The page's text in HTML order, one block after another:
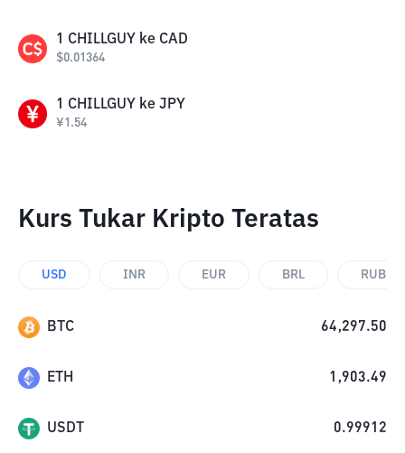
1 CHILLGUY ke CAD
$0.01364
1 CHILLGUY ke JPY
¥1.54
Kurs Tukar Kripto Teratas
USD INR EUR BRL RUB
BTC 64,297.50
ETH 1,903.49
USDT 0.99912